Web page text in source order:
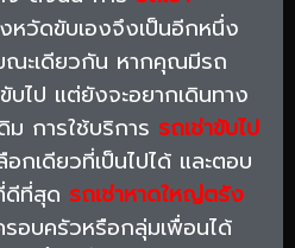
หวัดขับเองจึงเป็นอีกหนึ่ง
ณะเดียวกัน หากคุณมีรถ
บไป แต่ยังจะอยากเดินทาง
ม การใช้บริการ รถเช่าขับไป
อกเดียวที่เป็นไปได้ และตอบ
ดีที่สุด รถเช่าหาดใหญ่ตรัง
อบครัวหรือกลุ่มเพื่อนได้